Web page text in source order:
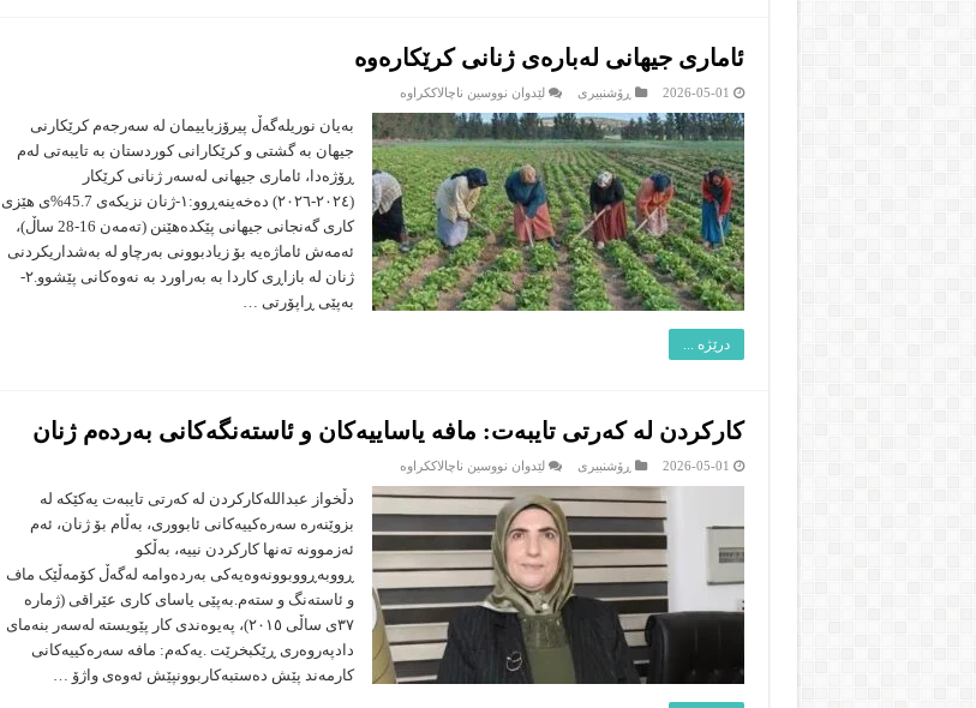
ئاماری جیهانی لەبارەی ژنانی کرێکارەوە
2026-05-01 ڕۆشنبیرى لێدوان نووسین ناچالاککراوە
جیهانی
لەبارەی
ژنانی
کرێکارەوە
بەیان نوریلەگەڵ پیرۆزباییمان لە سەرجەم کرێکارنى
جیهان بە گشتى و کرێکارانى کوردستان بە تایبەتى لەم
ڕۆژەدا، ئاماری جیهانی لەسەر ژنانی کرێکار
(٢٠٢٤-٢٠٢٦) دەخەینەڕوو:١-ژنان نزیکەی 45.7%ی هێزی
کاری گەنجانی جیهانی پێکدەهێنن (تەمەن 16-28 ساڵ)،
ئەمەش ئاماژەیە بۆ زیادبوونی بەرچاو لە بەشداریکردنی
ژنان لە بازاڕی کاردا بە بەراورد بە نەوەکانی پێشوو.٢-
بەپێی ڕاپۆرتی …
درێژە ...
کارکردن لە کەرتی تایبەت: مافە یاساییەکان و ئاستەنگەکانی بەردەم ژنان
2026-05-01 ڕۆشنبیرى لێدوان نووسین ناچالاککراوە
لە
کەرتی
یاساییەکان
و
ئاستەنگەکانی
بەردەم
ژنان
دڵخواز عبداللەکارکردن لە کەرتی تایبەت یەکێکە لە
بزوێنەرە سەرەکییەکانی ئابووری، بەڵام بۆ ژنان، ئەم
ئەزموونە تەنها کارکردن نییە، بەڵکو
ڕووبەڕووبوونەوەیەکی بەردەوامە لەگەڵ کۆمەڵێک ماف
و ئاستەنگ و ستەم.بەپێی یاسای کاری عێراقی (ژمارە
٣٧ی ساڵی ٢٠١٥)، پەیوەندی کار پێویستە لەسەر بنەمای
دادپەروەری ڕێکبخرێت .یەکەم: مافە سەرەکییەکانی
کارمەند پێش دەستبەکاربوونپێش ئەوەی واژۆ …